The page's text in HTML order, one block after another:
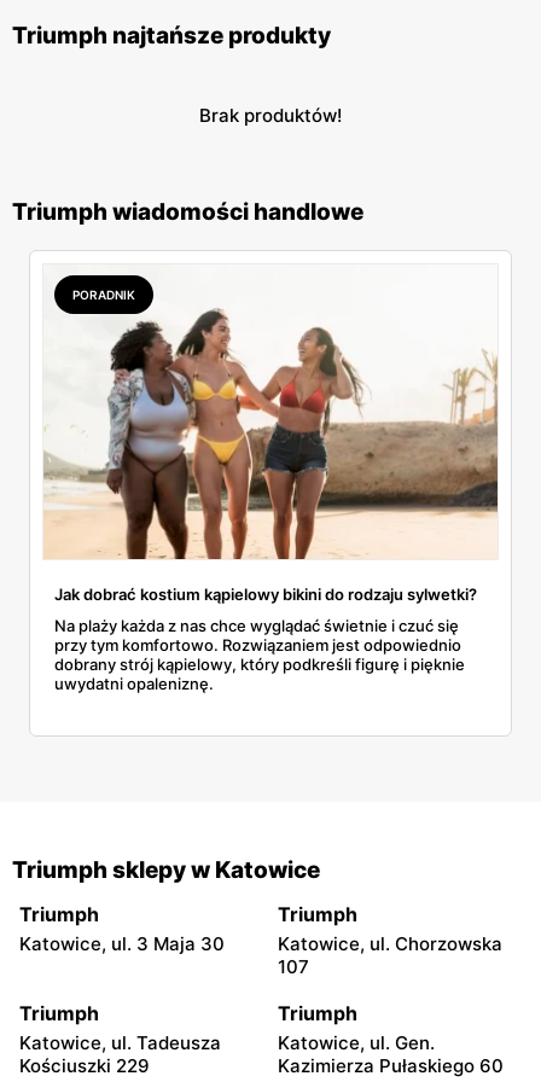
Triumph najtańsze produkty
Brak produktów!
Triumph wiadomości handlowe
PORADNIK
Jak dobrać kostium kąpielowy bikini do rodzaju sylwetki?
Na plaży każda z nas chce wyglądać świetnie i czuć się
przy tym komfortowo. Rozwiązaniem jest odpowiednio
dobrany strój kąpielowy, który podkreśli figurę i pięknie
uwydatni opaleniznę.
Triumph sklepy w Katowice
Triumph
Katowice, ul. 3 Maja 30
Triumph
Katowice, ul. Chorzowska
107
Triumph
Katowice, ul. Tadeusza
Kościuszki 229
Triumph
Katowice, ul. Gen.
Kazimierza Pułaskiego 60